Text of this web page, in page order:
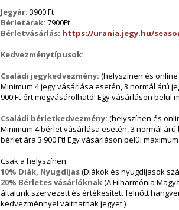
Jegyár: 3900 Ft
Bérletárak: 7900Ft
Bérletvásárlás: https://urania.jegy.hu/
Kedvezménytípusok:
Családi jegykedvezmény: (helyszínen és online
Minimum 4 jegy vásárlása esetén, 3 normál árú
900 Ft-ért megvásárolható! Egy vásárláson belül
Családi bérletkedvezmény: (helyszínen és
Minimum 4 bérlet vásárlása esetén, 3 normál
bérlet ára 3 900 Ft! Egy vásárláson belül
Csak a helyszínen:
10% Diák, Nyugdíjas(Diákok és nyugdíjasok
20% Bérletes vásárlóknak(A Filharmónia
általunk szervezett és értékesített felnőtt
kedvezménnyel válthatnak jegyet.)